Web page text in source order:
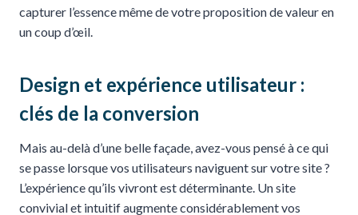
capturer l’essence même de votre proposition de valeur en
un coup d’œil.
Design et expérience utilisateur :
clés de la conversion
Mais au-delà d’une belle façade, avez-vous pensé à ce qui
se passe lorsque vos utilisateurs naviguent sur votre site ?
L’expérience qu’ils vivront est déterminante. Un site
convivial et intuitif augmente considérablement vos